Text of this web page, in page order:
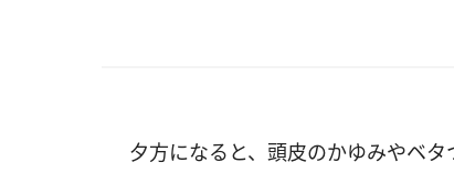
夕方になると、頭皮のかゆみやベ